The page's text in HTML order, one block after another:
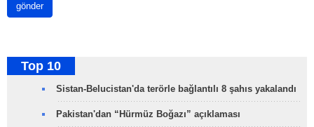
gönder
Top 10
Sistan-Belucistan'da terörle bağlantılı 8 şahıs yakalandı
Pakistan'dan “Hürmüz Boğazı” açıklaması